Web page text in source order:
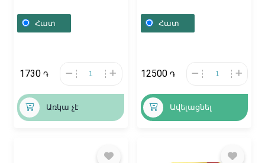
Հատ
1730 ֏
Առկա չէ
«Ջանազյան»
0+/500մլ, Հայաստան
Հատ
12500 ֏
Ավելացնել